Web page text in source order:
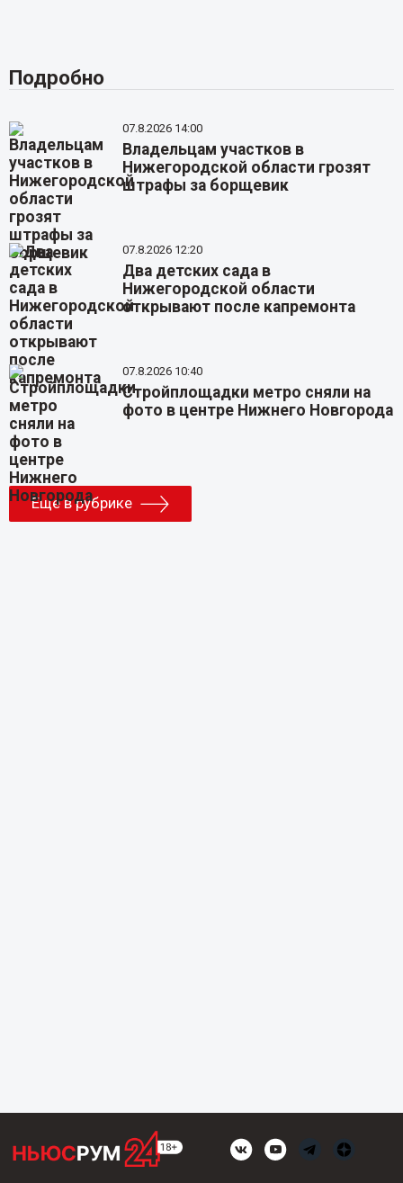
Подробно
07.8.2026 14:00
Владельцам участков в
Нижегородской области грозят
штрафы за борщевик
07.8.2026 12:20
Два детских сада в
Нижегородской области
открывают после капремонта
07.8.2026 10:40
Стройплощадки метро сняли на
фото в центре Нижнего Новгорода
Еще в рубрике